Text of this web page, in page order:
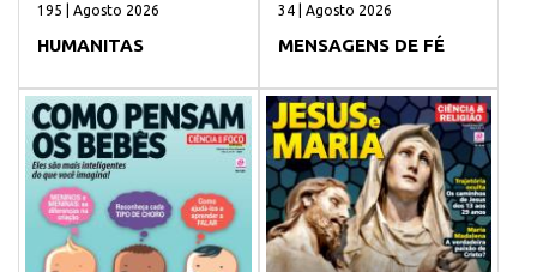
195 | Agosto 2026
HUMANITAS
34 | Agosto 2026
MENSAGENS DE FÉ